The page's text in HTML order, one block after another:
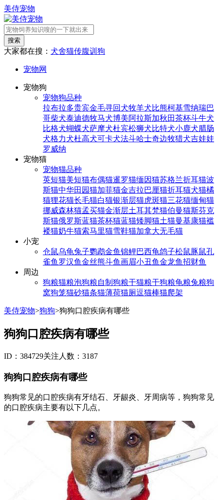
美侍宠物
搜索
大家都在搜： 犬舍猫传腹训狗
宠物网
宠物狗
宠物狗品种
拉布拉多贵宾金毛寻回犬牧羊犬比熊柯基雪纳瑞巴
哥柴犬泰迪德牧马犬博美阿拉斯加秋田茶杯斗牛犬
比格犬蝴蝶犬萨摩犬杜宾松狮犬比特犬小鹿犬腊肠
犬格力犬杜高犬可卡犬法斗哈士奇边牧猎犬吉娃娃
罗威纳
宠物猫
宠物猫品种
英短猫美短猫布偶猫暹罗猫缅因猫苏格兰折耳猫波
斯猫中华田园猫加菲猫金吉拉巴厘猫折耳猫犬猫橘
猫狸花猫长毛猫白猫银渐层猫虎斑猫三花猫缅甸猫
挪威森林猫孟买猫金渐层土耳其梵猫伯曼猫斯芬克
斯猫俄罗斯蓝猫茶杯猫蓝猫矮脚猫土猫曼基康猫褴
褛猫奶牛猫索马里猫雪鞋猫加拿大无毛猫
小宠
仓鼠乌龟兔子鹦鹉金鱼锦鲤巴西龟鸽子松鼠豚鼠孔
雀鱼 罗汉鱼金丝熊斗鱼画眉小丑鱼金龙鱼招财鱼
周边
狗粮猫粮泡狗粮自制狗粮干猫粮干狗粮龟粮兔粮狗
窝狗笼猫砂猫条猫薄荷猫厕逗猫棒猫爬架
美侍宠物>狗狗>狗狗口腔疾病有哪些
狗狗口腔疾病有哪些
ID：384729关注人数：3187
狗狗口腔疾病有哪些
狗狗常见的口腔疾病有牙结石、牙龈炎、牙周病等，狗狗常见
的口腔疾病主要有以下几点。